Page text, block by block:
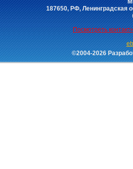
187650, РФ, Ленинградская
Посмотреть
©2004-2026